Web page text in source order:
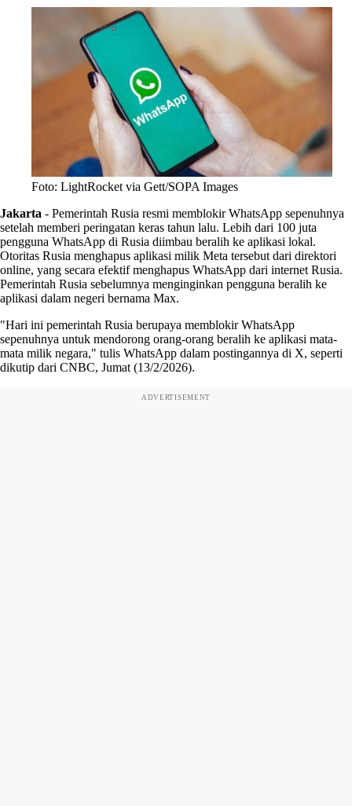
Foto: LightRocket via Gett/SOPA Images
Jakarta - Pemerintah Rusia resmi memblokir WhatsApp sepenuhnya
setelah memberi peringatan keras tahun lalu. Lebih dari 100 juta
pengguna WhatsApp di Rusia diimbau beralih ke aplikasi lokal.
Otoritas Rusia menghapus aplikasi milik Meta tersebut dari direktori
online, yang secara efektif menghapus WhatsApp dari internet Rusia.
Pemerintah Rusia sebelumnya menginginkan pengguna beralih ke
aplikasi dalam negeri bernama Max.
"Hari ini pemerintah Rusia berupaya memblokir WhatsApp
sepenuhnya untuk mendorong orang-orang beralih ke aplikasi mata-
mata milik negara," tulis WhatsApp dalam postingannya di X, seperti
dikutip dari CNBC, Jumat (13/2/2026).
ADVERTISEMENT